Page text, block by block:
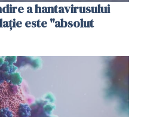
a hantavirusului
este "absolut